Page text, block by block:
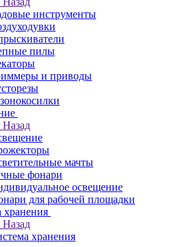
инструменты
пилы
и приводы
Назад
мачты
фонари
освещение
для рабочей площадки
хранения
Назад
хранения